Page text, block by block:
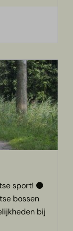
sport! ⚫
bossen
bij